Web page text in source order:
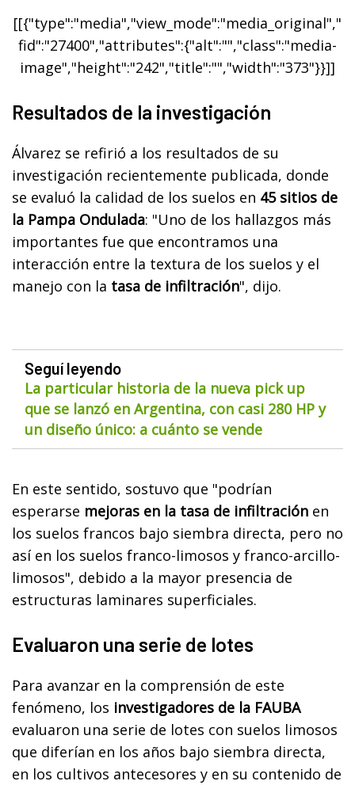
[[{"type":"media","view_mode":"media_original","
fid":"27400","attributes":{"alt":"","class":"media-
image","height":"242","title":"","width":"373"}}]]
Resultados de la investigación
Álvarez se refirió a los resultados de su
investigación recientemente publicada, donde
se evaluó la calidad de los suelos en 45 sitios de
la Pampa Ondulada: "Uno de los hallazgos más
importantes fue que encontramos una
interacción entre la textura de los suelos y el
manejo con la tasa de infiltración", dijo.
Seguí leyendo
La particular historia de la nueva pick up
que se lanzó en Argentina, con casi 280 HP y
un diseño único: a cuánto se vende
En este sentido, sostuvo que "podrían
esperarse mejoras en la tasa de infiltración en
los suelos francos bajo siembra directa, pero no
así en los suelos franco-limosos y franco-arcillo-
limosos", debido a la mayor presencia de
estructuras laminares superficiales.
Evaluaron una serie de lotes
Para avanzar en la comprensión de este
fenómeno, los investigadores de la FAUBA
evaluaron una serie de lotes con suelos limosos
que diferían en los años bajo siembra directa,
en los cultivos antecesores y en su contenido de